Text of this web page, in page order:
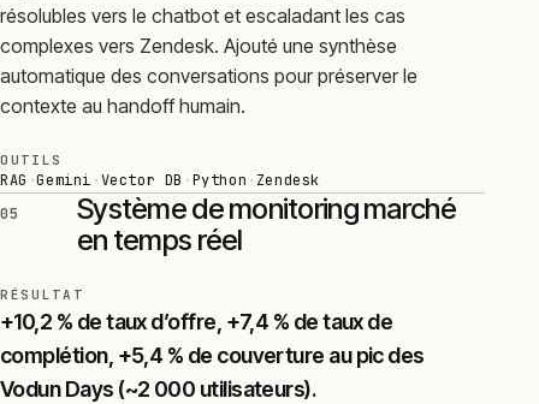
résolubles vers le chatbot et escaladant les cas
complexes vers Zendesk. Ajouté une synthèse
automatique des conversations pour préserver le
contexte au handoff humain.
OUTILS
RAG ·Gemini ·Vector DB ·Python · Zendesk
05
Système de monitoring marché
en temps réel
RÉSULTAT
+10,2 % de taux d’offre, +7,4 % de taux de
complétion, +5,4 % de couverture au pic des
Vodun Days (~2 000 utilisateurs).